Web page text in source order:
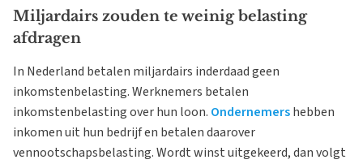
Miljardairs zouden te weinig belasting
afdragen
In Nederland betalen miljardairs inderdaad geen
inkomstenbelasting. Werknemers betalen
inkomstenbelasting over hun loon. Ondernemershebben
inkomen uit hun bedrijf en betalen daarover
vennootschapsbelasting. Wordt winst uitgekeerd, dan volgt